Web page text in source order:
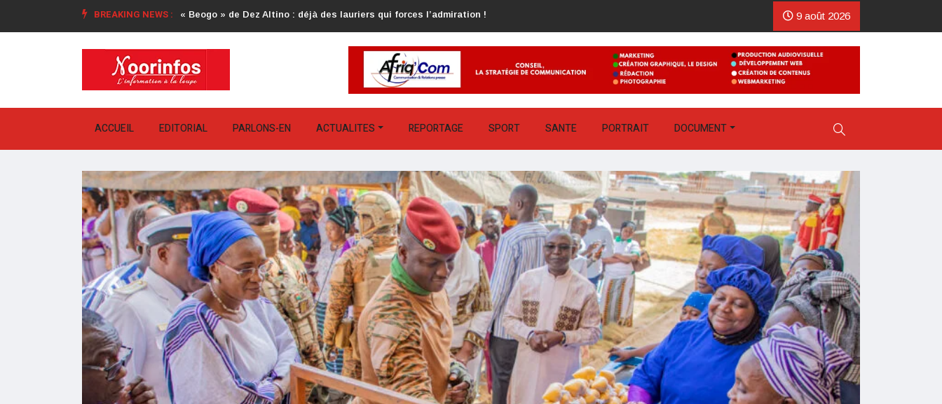
BREAKING NEWS : « Beogo » de Dez Altino : déjà des lauriers qui forces l’admiration ! 9 août 2026
ACCUEIL EDITORIAL PARLONS-EN ACTUALITES REPORTAGE SPORT SANTE PORTRAIT DOCUMENT